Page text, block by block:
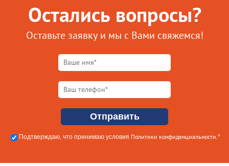
Остались вопросы?
Оставьте заявку и мы с Вами свяжемся!
Подтверждаю, что принимаю условия Политики конфиденциальности.*